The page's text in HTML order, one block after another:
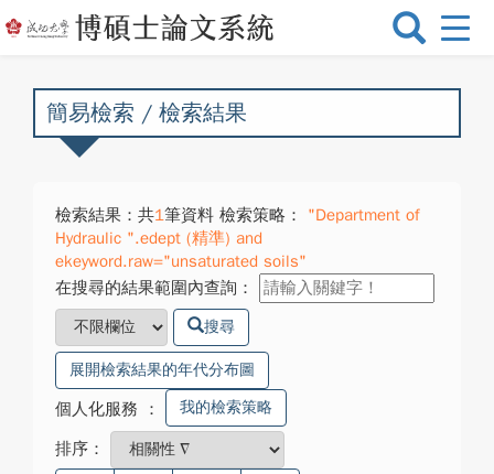
選
換
簡易檢索 / 檢索結果
檢索結果：共1筆資料 檢索策略：
"Department of
Hydraulic ".edept (精準) and
ekeyword.raw="unsaturated soils"
在搜尋的結果範圍內查詢：
搜尋
展開檢索結果的年代分布圖
個人化服務 ： 我的檢索策略
排序：